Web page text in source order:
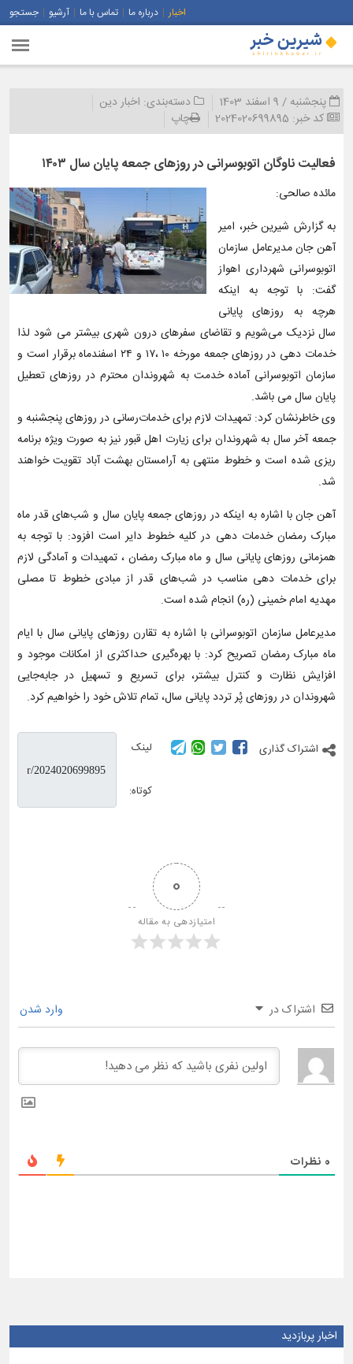
اخبار درباره ما تماس با ما آرشیو جستجو
پنجشنبه / 9 اسفند 1403 دسته‌بندی: اخبار دین
کد خبر: 2024020699895 چاپ
فعالیت ناوگان اتوبوسرانی در روزهای جمعه پایان سال ۱۴۰۳
مائده صالحی:
به گزارش شیرین خبر، امیر
آهن جان مدیرعامل سازمان
اتوبوسرانی شهرداری اهواز
گفت: با توجه به اینکه
هرچه به روزهای پایانی
سال نزدیک می‌شویم و تقاضای سفرهای درون شهری بیشتر می شود لذا
خدمات دهی در روزهای جمعه مورخه ۱۰ ،۱۷ و ۲۴ اسفندماه برقرار است و
سازمان اتوبوسرانی آماده خدمت به شهروندان محترم در روزهای تعطیل
پایان سال می باشد.
وی خاطرنشان کرد: تمهیدات لازم برای خدمات‌رسانی در روزهای ‌پنجشنبه و
جمعه آخر سال به شهروندان برای زیارت اهل قبور نیز به صورت ویژه برنامه
ریزی شده است و خطوط منتهی به آرامستان بهشت آباد تقویت خواهند
شد.
آهن جان با اشاره به اینکه در روزهای جمعه پایان سال و شب‌های قدر ماه
مبارک رمضان خدمات دهی در کلیه خطوط دایر است افزود: با توجه به
همزمانی روزهای پایانی سال و ماه مبارک رمضان ، تمهیدات و آمادگی لازم
برای خدمات دهی مناسب در شب‌های قدر از مبادی خطوط تا مصلی
مهدیه امام خمینی (ره) انجام شده است.
مدیرعامل سازمان اتوبوسرانی با اشاره به تقارن روزهای پایانی سال با ایام
ماه مبارک رمضان تصریح کرد: با بهره‌گیری حداکثری از امکانات موجود و
افزایش نظارت و کنترل بیشتر، برای تسریع و تسهیل در جابه‌جایی
شهروندان در روزهای پُر تردد پایانی سال، تمام تلاش خود را خواهیم کرد.
اشتراک گذاری لینک
کوتاه:
0
امتیازدهی به مقاله
اشتراک در وارد شدن
0 نظرات
اخبار پربازدید